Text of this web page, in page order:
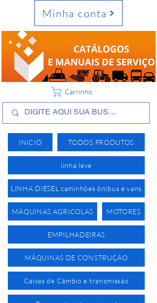
INíCIO TODOS PRODUTOS
linha leve
LINHA DIESEL caminhões ônibus e vans
MÁQUINAS AGRICOLAS MOTORES
EMPILHADEIRAS
MÁQUINAS DE CONSTRUÇÃO
Caixas de Câmbio e transmissão
Minha conta
Carrinho